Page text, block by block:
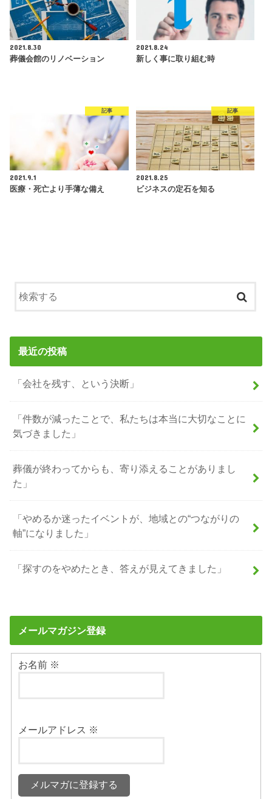
2021.8.30
葬儀会館のリノベーション
2021.8.24
新しく事に取り組む時
記事
2021.9.1
医療・死亡より手薄な備え
記事
2021.8.25
ビジネスの定石を知る
最近の投稿
「会社を残す、という決断」
「件数が減ったことで、私たちは本当に大切なことに
気づきました」
葬儀が終わってからも、寄り添えることがありまし
た」
「やめるか迷ったイベントが、地域との“つながりの
軸”になりました」
「探すのをやめたとき、答えが見えてきました」
メールマガジン登録
お名前 ※
メールアドレス ※